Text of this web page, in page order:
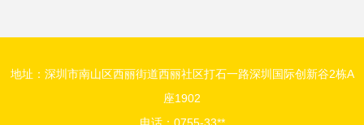
地址：深圳市南山区西丽街道西丽社区打石一路深圳国际创新谷2栋A
座1902